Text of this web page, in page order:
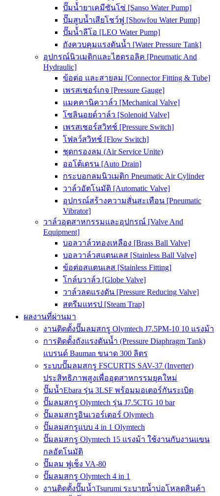
ปั๊มน้ำยาเคมีซันโซ่ [Sanso Water Pump]
ปั๊มสูบน้ำเสียโชว์ฟู [Showfou Water Pump]
ปั๊มน้ำลีโอ [LEO Water Pump]
ถังควบคุมแรงดันน้ำ [Water Pressure Tank]
อุปกรณ์นิวเมติกและไฮดรอลิค [Pneumatic And
Hydraulic]
ข้อต่อ และสายลม [Connector Fitting & Tube]
เพรสเชอร์เกจ [Pressure Gauge]
แมคคานิควาล์ว [Mechanical Valve]
โซลินอยด์วาล์ว [Solenoid Valve]
เพรสเชอร์สวิทช์ [Pressure Switch]
โฟลว์สวิทช์ [Flow Switch]
ชุดกรองลม (Air Service Unite)
ออโต้เดรน [Auto Drain]
กระบอกลมนิวเมติก Pneumatic Air Cylinder
วาล์วอัตโนมัติ [Automatic Valve]
อุปกรณ์สร้างความสั่นสะเทือน [Pneumatic
Vibrator]
วาล์วอุตสาหกรรมและอุปกรณ์ [Valve And
Equipment]
บอลวาล์วทองเหลือง [Brass Ball Valve]
บอลวาล์วสแตนเลส [Stainless Ball Valve]
ข้อต่อสแตนเลส [Stainless Fitting]
โกล์บวาล์ว [Globe Valve]
วาล์วลดแรงดัน [Pressure Reducing Valve]
สตรีมแทรป [Steam Trap]
ผลงานที่ผ่านมา
งานติดตั้งปั๊มลมสกรู Olymtech J7.5PM-10 10 แรงม้า
การติดตั้งถังแรงดันน้ำ (Pressure Diaphragm Tank)
แบรนด์ Bauman ขนาด 300 ลิตร
ระบบปั๊มลมสกรู FSCURTIS SAV-37 (Inverter)
ประสิทธิภาพสูงเพื่ออุตสาหกรรมยุคใหม่
ปั๊มน้ำEbara รุ่น 3LSF พร้อมมอเตอร์กันระเบิด
ปั๊มลมสกรู Olymtech รุ่น J7.5CTG 10 bar
ปั๊มลมสกรูอินเวอร์เตอร์ Olymtech
ปั๊มลมสกรูแบบ 4 in 1 Olymtech
ปั๊มลมสกรู Olymtech 15 แรงม้า ใช้งานกับงานแขน
กลอัตโนมัติ
ปั๊มลม ฟูเช็ง VA-80
ปั๊มลมสกรู Olymtech 4 in 1
งานติดตั้งปั๊มน้ำTsurumi ระบายน้ำบ่อโหลดสินค้า